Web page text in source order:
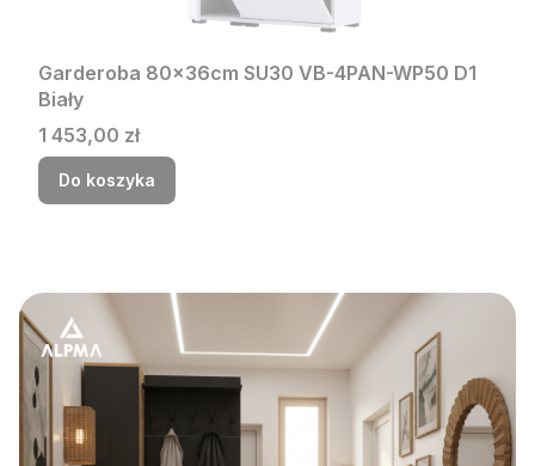
Garderoba 80x36cm SU30 VB-4PAN-WP50 D1
Biały
Cena
1 453,00 zł
Do koszyka